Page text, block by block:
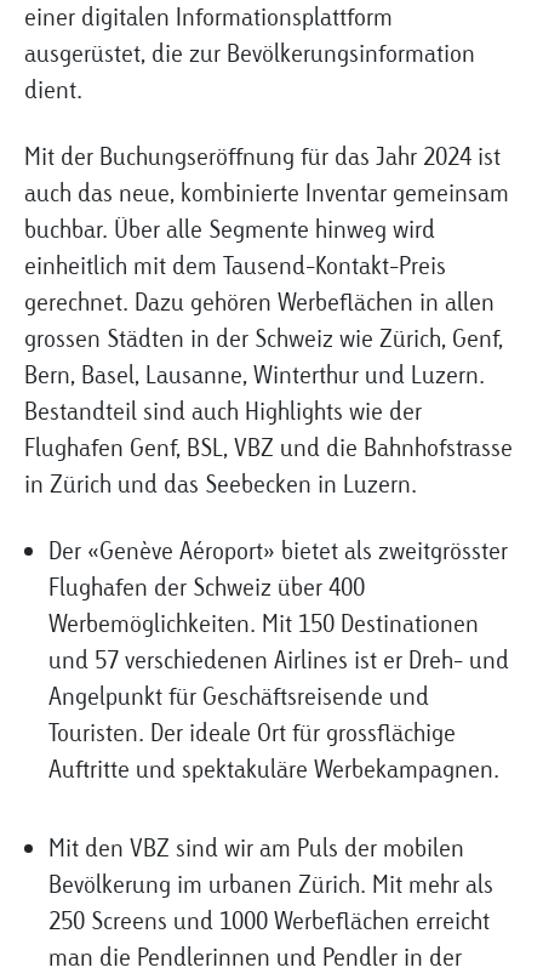
einer digitalen Informationsplattform
ausgerüstet, die zur Bevölkerungsinformation
dient.
Mit der Buchungseröffnung für das Jahr 2024 ist
auch das neue, kombinierte Inventar gemeinsam
buchbar. Über alle Segmente hinweg wird
einheitlich mit dem Tausend-Kontakt-Preis
gerechnet. Dazu gehören Werbeflächen in allen
grossen Städten in der Schweiz wie Zürich, Genf,
Bern, Basel, Lausanne, Winterthur und Luzern.
Bestandteil sind auch Highlights wie der
Flughafen Genf, BSL, VBZ und die Bahnhofstrasse
in Zürich und das Seebecken in Luzern.
Der «Genève Aéroport» bietet als zweitgrösster
Flughafen der Schweiz über 400
Werbemöglichkeiten. Mit 150 Destinationen
und 57 verschiedenen Airlines ist er Dreh- und
Angelpunkt für Geschäftsreisende und
Touristen. Der ideale Ort für grossflächige
Auftritte und spektakuläre Werbekampagnen.
Mit den VBZ sind wir am Puls der mobilen
Bevölkerung im urbanen Zürich. Mit mehr als
250 Screens und 1000 Werbeflächen erreicht
man die Pendlerinnen und Pendler in der